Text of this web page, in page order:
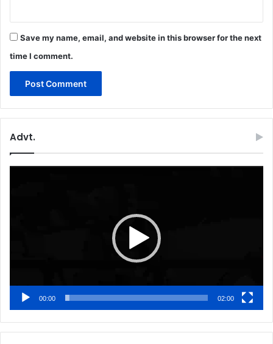
Save my name, email, and website in this browser for the next
time I comment.
Advt.
00:00 02:00